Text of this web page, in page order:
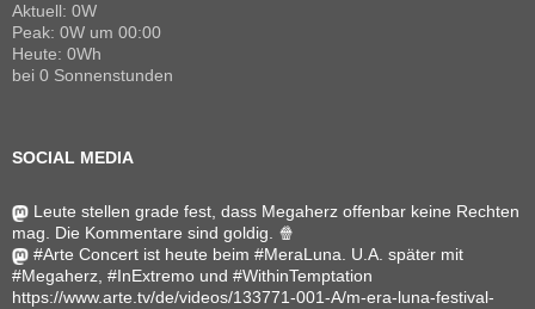
Aktuell: 0W
Peak: 0W um 00:00
Heute: 0Wh
bei 0 Sonnenstunden
SOCIAL MEDIA
Leute stellen grade fest, dass Megaherz offenbar keine Rechten
mag. Die Kommentare sind goldig. 🍿
#Arte Concert ist heute beim #MeraLuna. U.A. später mit
#Megaherz, #InExtremo und #WithinTemptation
https://www.arte.tv/de/videos/133771-001-A/m-era-luna-festival-